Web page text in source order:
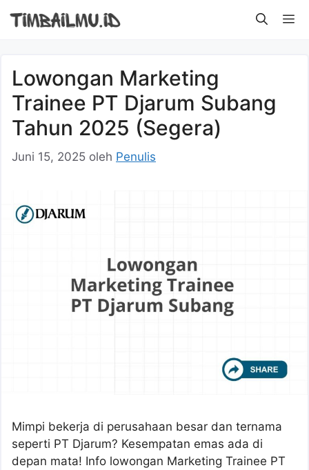
Lowongan Marketing
Trainee PT Djarum Subang
Tahun 2025 (Segera)
Juni 15, 2025 oleh Penulis
Mimpi bekerja di perusahaan besar dan ternama
seperti PT Djarum? Kesempatan emas ada di
depan mata! Info lowongan Marketing Trainee PT